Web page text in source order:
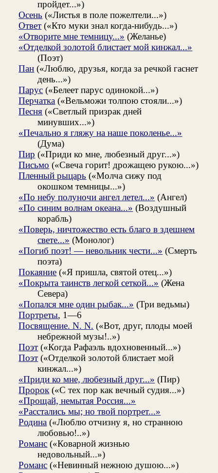
пройдет...»)
Осень («Листья в поле пожелтели...»)
Ответ («Кто муки знал когда-нибудь...»)
«Отворите мне темницу...» (Желанье)
«Отделкой золотой блистает мой кинжал...»
(Поэт)
Пан («Люблю, друзья, когда за речкой гаснет
день...»)
Парус («Белеет парус одинокой...»)
Перчатка («Вельможи толпою стояли...»)
Песня («Светлый призрак дней
минувших...»)
«Печально я гляжу на наше поколенье...»
(Дума)
Пир («Приди ко мне, любезный друг...»)
Письмо («Свеча горит! дрожащею рукою...»)
Пленный рыцарь («Молча сижу под
окошком темницы...»)
«По небу полуночи ангел летел...» (Ангел)
«По синим волнам океана...» (Воздушный
корабль)
«Поверь, ничтожество есть благо в здешнем
свете...» (Монолог)
«Погиб поэт! — невольник чести...» (Смерть
поэта)
Покаяние («Я пришла, святой отец...»)
«Покрыта таинств легкой сеткой...» (Жена
Севера)
«Попался мне один рыбак...» (Три ведьмы)
Портреты, 1—6
Посвящение. N. N. («Вот, друг, плоды моей
небрежной музы!..»)
Поэт («Когда Рафаэль вдохновенный...»)
Поэт («Отделкой золотой блистает мой
кинжал...»)
«Приди ко мне, любезный друг...» (Пир)
Пророк («С тех пор как вечный судия...»)
«Прощай, немытая Россия...»
«Расстались мы; но твой портрет...»
Родина («Люблю отчизну я, но странною
любовью!..»)
Романс («Коварной жизнью
недовольный...»)
Романс («Невинный нежною душою...»)